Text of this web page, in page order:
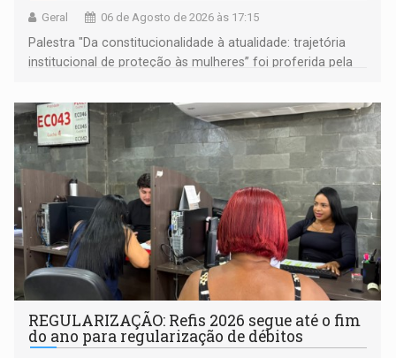
Geral 06 de Agosto de 2026 às 17:15
Palestra "Da constitucionalidade à atualidade: trajetória
institucional de proteção às mulheres” foi proferida pela
Goiás
REGULARIZAÇÃO: Refis 2026 segue até o fim
do ano para regularização de débitos